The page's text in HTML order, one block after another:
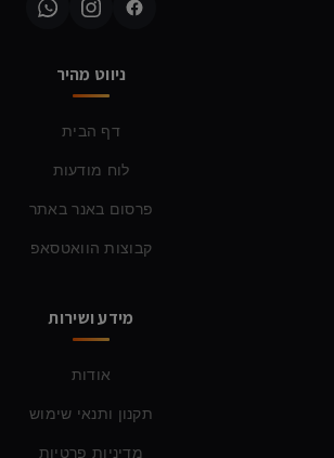
ניווט מהיר
דף הבית
לוח מודעות
פרסום באנר באתר
קבוצות הוואטסאפ
מידע ושירות
אודות
תקנון ותנאי שימוש
מדיניות פרטיות